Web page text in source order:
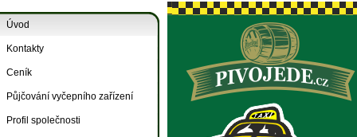
Úvod
Kontakty
Ceník
Půjčování vyčepního zařízení
Profil společnosti